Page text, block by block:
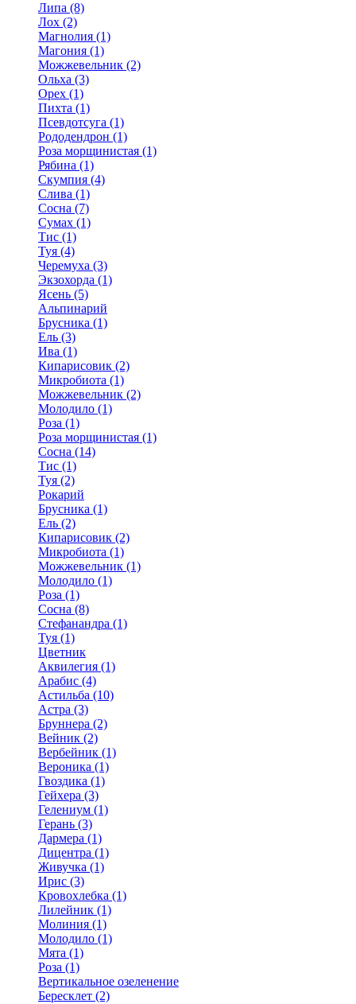
Липа (8)
Лох (2)
Магнолия (1)
Магония (1)
Можжевельник (2)
Ольха (3)
Орех (1)
Пихта (1)
Псевдотсуга (1)
Рододендрон (1)
Роза морщинистая (1)
Рябина (1)
Скумпия (4)
Слива (1)
Сосна (7)
Сумах (1)
Тис (1)
Туя (4)
Черемуха (3)
Экзохорда (1)
Ясень (5)
Альпинарий
Брусника (1)
Ель (3)
Ива (1)
Кипарисовик (2)
Микробиота (1)
Можжевельник (2)
Молодило (1)
Роза (1)
Роза морщинистая (1)
Сосна (14)
Тис (1)
Туя (2)
Рокарий
Брусника (1)
Ель (2)
Кипарисовик (2)
Микробиота (1)
Можжевельник (1)
Молодило (1)
Роза (1)
Сосна (8)
Стефанандра (1)
Туя (1)
Цветник
Аквилегия (1)
Арабис (4)
Астильба (10)
Астра (3)
Бруннера (2)
Вейник (2)
Вербейник (1)
Вероника (1)
Гвоздика (1)
Гейхера (3)
Гелениум (1)
Герань (3)
Дармера (1)
Дицентра (1)
Живучка (1)
Ирис (3)
Кровохлебка (1)
Лилейник (1)
Молиния (1)
Молодило (1)
Мята (1)
Роза (1)
Вертикальное озеленение
Бересклет (2)